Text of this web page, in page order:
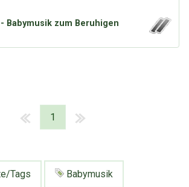
- Babymusik zum Beruhigen
1
Tags Babymusik